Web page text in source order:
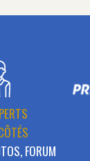
FORUM